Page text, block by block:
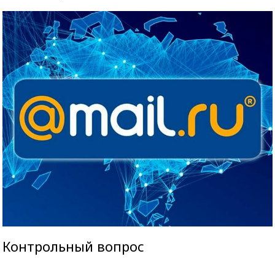
Контрольный вопрос